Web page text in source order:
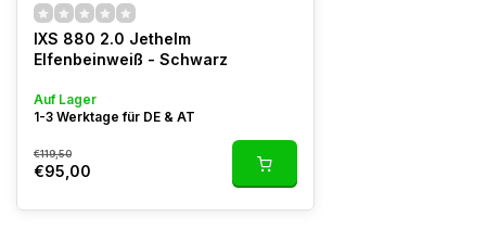
IXS 880 2.0 Jethelm
Elfenbeinweiß - Schwarz
Auf Lager
1-3 Werktage für DE & AT
€119,50
€95,00